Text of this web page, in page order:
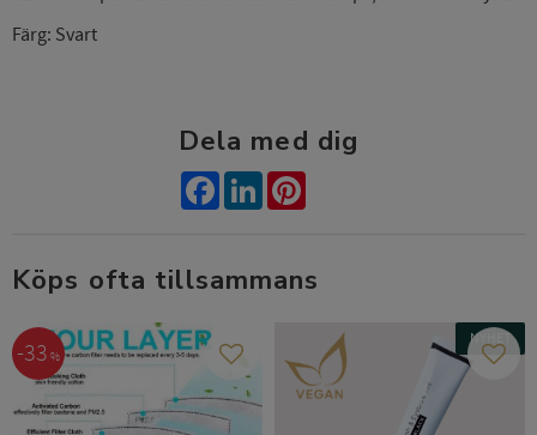
Färg: Svart
Dela med dig
Facebook
LinkedInPinterest
Köps ofta tillsammans
33 % Lägg till i favoriter
NYHET